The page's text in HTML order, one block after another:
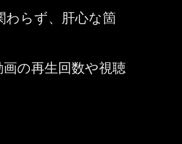
らず、肝心な箇
の再生回数や視聴